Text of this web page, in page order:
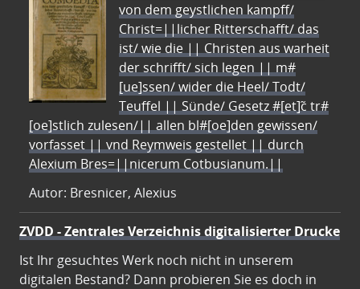
von dem geystlichen kampff/
Christ=||licher Ritterschafft/ das
ist/ wie die || Christen aus warheit
der schrifft/ sich legen || m#
[ue]ssen/ wider die Heel/ Todt/
Teuffel || Sünde/ Gesetz #[et]c̃ tr#
[oe]stlich zulesen/|| allen bl#[oe]den gewissen/
vorfasset || vnd Reymweis gestellet || durch
Alexium Bres=||nicerum Cotbusianum.||
Autor: Bresnicer, Alexius
ZVDD - Zentrales Verzeichnis digitalisierter Drucke
Ist Ihr gesuchtes Werk noch nicht in unserem
digitalen Bestand? Dann probieren Sie es doch in